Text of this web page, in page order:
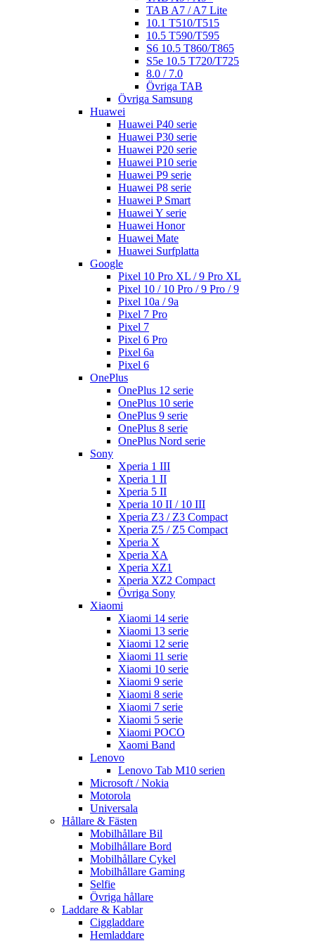
TAB A7 / A7 Lite
10.1 T510/T515
10.5 T590/T595
S6 10.5 T860/T865
S5e 10.5 T720/T725
8.0 / 7.0
Övriga TAB
Övriga Samsung
Huawei
Huawei P40 serie
Huawei P30 serie
Huawei P20 serie
Huawei P10 serie
Huawei P9 serie
Huawei P8 serie
Huawei P Smart
Huawei Y serie
Huawei Honor
Huawei Mate
Huawei Surfplatta
Google
Pixel 10 Pro XL / 9 Pro XL
Pixel 10 / 10 Pro / 9 Pro / 9
Pixel 10a / 9a
Pixel 7 Pro
Pixel 7
Pixel 6 Pro
Pixel 6a
Pixel 6
OnePlus
OnePlus 12 serie
OnePlus 10 serie
OnePlus 9 serie
OnePlus 8 serie
OnePlus Nord serie
Sony
Xperia 1 III
Xperia 1 II
Xperia 5 II
Xperia 10 II / 10 III
Xperia Z3 / Z3 Compact
Xperia Z5 / Z5 Compact
Xperia X
Xperia XA
Xperia XZ1
Xperia XZ2 Compact
Övriga Sony
Xiaomi
Xiaomi 14 serie
Xiaomi 13 serie
Xiaomi 12 serie
Xiaomi 11 serie
Xiaomi 10 serie
Xiaomi 9 serie
Xiaomi 8 serie
Xiaomi 7 serie
Xiaomi 5 serie
Xiaomi POCO
Xaomi Band
Lenovo
Lenovo Tab M10 serien
Microsoft / Nokia
Motorola
Universala
Hållare & Fästen
Mobilhållare Bil
Mobilhållare Bord
Mobilhållare Cykel
Mobilhållare Gaming
Selfie
Övriga hållare
Laddare & Kablar
Ciggladdare
Hemladdare